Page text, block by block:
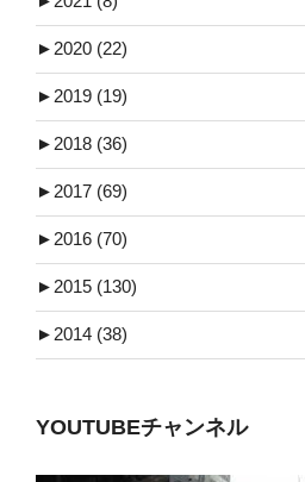
► 2020 (22)
► 2019 (19)
► 2018 (36)
► 2017 (69)
► 2016 (70)
► 2015 (130)
► 2014 (38)
YOUTUBEチャンネル